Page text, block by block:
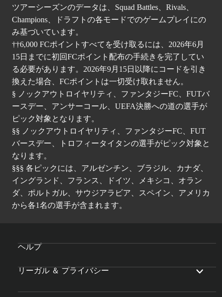
ツアーシーズンのデータは、Squad Battles、Rivals、
Champions、ドラフトの各モードでのゲームプレイにの
み基づいています。
††6,000 FCポイントすべてを受け取るには、2026年6月
15日までに初回FCポイント配布の手続きを完了してい
る必要があります。2026年9月15日以降にコードを引き
換えた場合、FCポイントは一切受け取れません。
§ ノックアウトロイヤリティ、ファンタジーFC、FUTバ
ースデー、アンサーコール、UEFA決勝への道の選手が
ピック対象となります。
§§ ノックアウトロイヤリティ、ファンタジーFC、FUT
バースデー、トロフィータイタンの選手がピック対象と
なります。
§§§ 各ピックには、アルゼンチン、ブラジル、カナダ、
イングランド、フランス、ドイツ、メキシコ、オラン
ダ、ポルトガル、サウジアラビア、スペイン、アメリカ
から各1名の選手が含まれます。
ヘルプ
リーガル ＆ プライバシー